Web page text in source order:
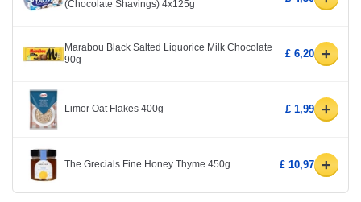
(Chocolate Shavings) 4x125g
Marabou Black Salted Liquorice Milk Chocolate
90g
£ 6,20 +
Limor Oat Flakes 400g £ 1,99 +
The Grecials Fine Honey Thyme 450g £ 10,97 +